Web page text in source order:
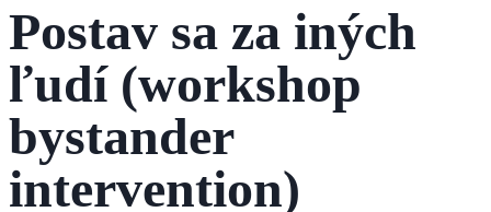
Postav sa za iných
ľudí (workshop
bystander
intervention)